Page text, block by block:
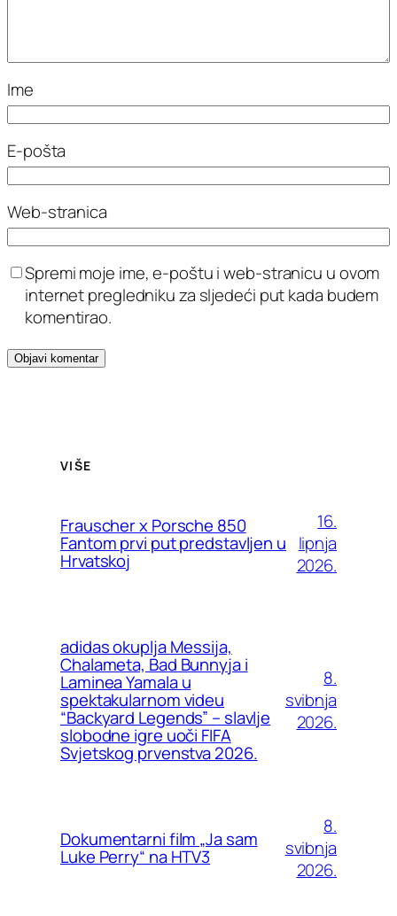
Ime
E-pošta
Web-stranica
Spremi moje ime, e-poštu i web-stranicu u ovom
internet pregledniku za sljedeći put kada budem
komentirao.
VIŠE
Frauscher x Porsche 850
Fantom prvi put predstavljen u
Hrvatskoj
16.
lipnja
2026.
adidas okuplja Messija,
Chalameta, Bad Bunnyja i
Laminea Yamala u
spektakularnom videu
“Backyard Legends” – slavlje
slobodne igre uoči FIFA
Svjetskog prvenstva 2026.
8.
svibnja
2026.
Dokumentarni film „Ja sam
Luke Perry“ na HTV3
8.
svibnja
2026.